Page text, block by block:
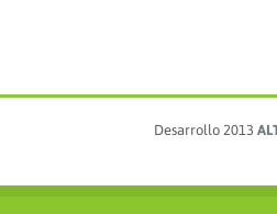
Desarrollo 2013